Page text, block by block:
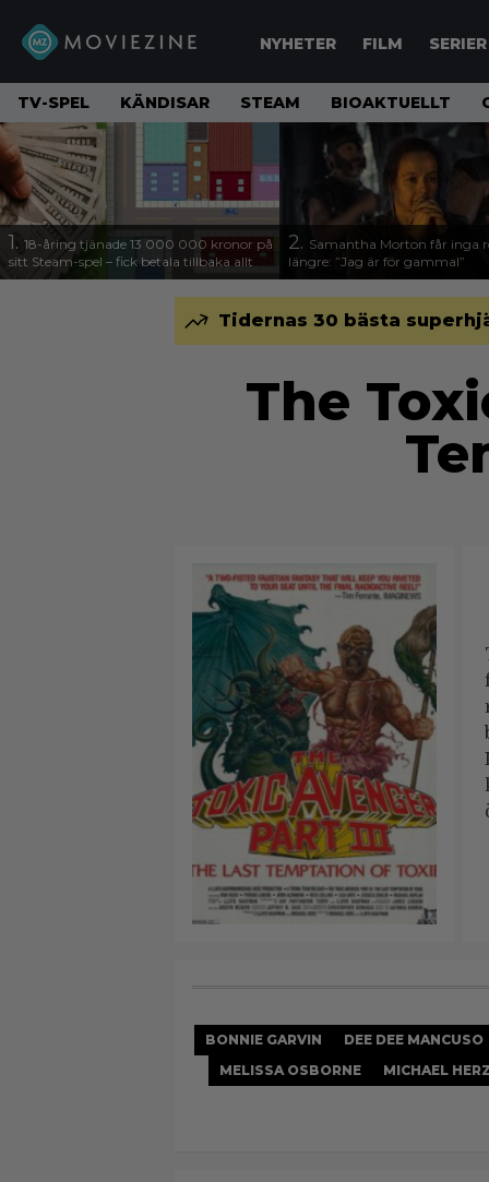
NYHETER FILM SERIER
TV-SPEL KÄNDISAR STEAM BIOAKTUELLT
1. 18-åring tjänade 13 000 000 kronor på
sitt Steam-spel – fick betala tillbaka allt
2. Samantha Morton får inga
längre: ”Jag är för gammal”
Tidernas 30 bästa
The
BONNIE GARVIN DEE DEE MANCUSO
MELISSA OSBORNE
MICHAEL HERZ